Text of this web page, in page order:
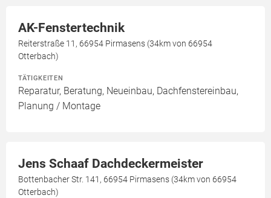
AK-Fenstertechnik
Reiterstraße 11, 66954 Pirmasens (34km von 66954
Otterbach)
TÄTIGKEITEN
Reparatur, Beratung, Neueinbau, Dachfenstereinbau,
Planung / Montage
Jens Schaaf Dachdeckermeister
Bottenbacher Str. 141, 66954 Pirmasens (34km von 66954
Otterbach)